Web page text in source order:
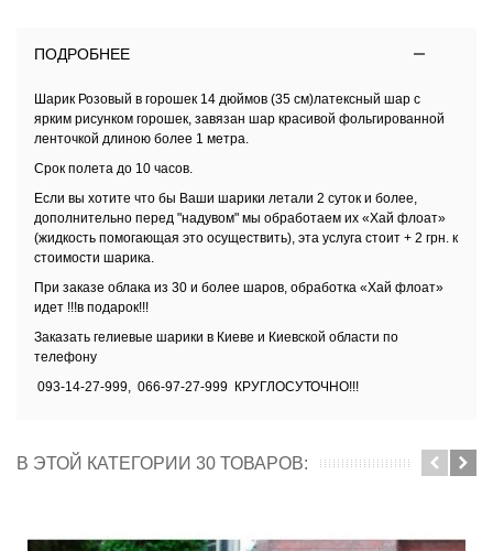
ПОДРОБНЕЕ
Шарик Розовый в горошек 14 дюймов (35 см)латексный шар с
ярким рисунком горошек, завязан шар красивой фольгированной
ленточкой длиною более 1 метра.
Срок полета до 10 часов.
Если вы хотите что бы Ваши шарики летали 2 суток и более,
дополнительно перед "надувом" мы обработаем их «Хай флоат»
(жидкость помогающая это осуществить), эта услуга стоит + 2 грн. к
стоимости шарика.
При заказе облака из 30 и более шаров, обработка «Хай флоат»
идет !!!в подарок!!!
Заказать гелиевые шарики в Киеве и Киевской области по
телефону
093-14-27-999, 066-97-27-999 КРУГЛОСУТОЧНО!!!
В ЭТОЙ КАТЕГОРИИ 30 ТОВАРОВ: